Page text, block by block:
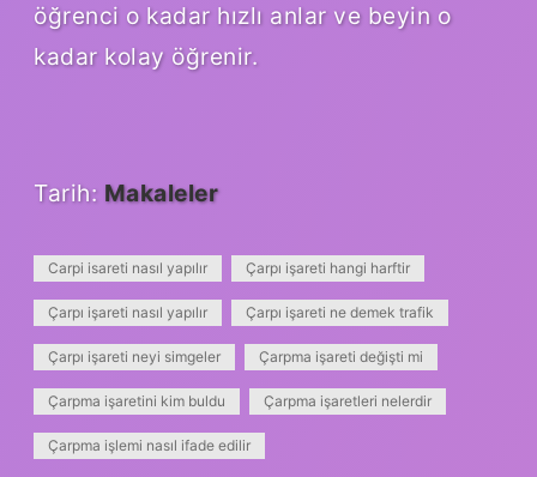
öğrenci o kadar hızlı anlar ve beyin o
kadar kolay öğrenir.
Tarih: Makaleler
Carpi isareti nasıl yapılır Çarpı işareti hangi harftir
Çarpı işareti nasıl yapılır Çarpı işareti ne demek trafik
Çarpı işareti neyi simgeler Çarpma işareti değişti mi
Çarpma işaretini kim buldu Çarpma işaretleri nelerdir
Çarpma işlemi nasıl ifade edilir